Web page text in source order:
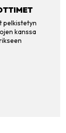
pelkistetyn
kanssa